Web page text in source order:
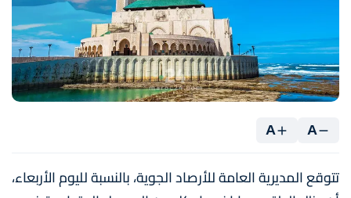
A
A
تتوقع المديرية العامة للأرصاد الجوية، بالنسبة لليوم الأربعاء،